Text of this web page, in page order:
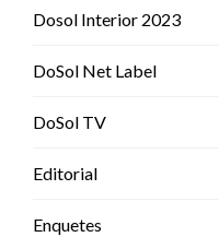
Dosol Interior 2023
DoSol Net Label
DoSol TV
Editorial
Enquetes